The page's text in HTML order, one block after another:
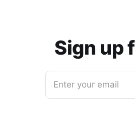
Sign up
Enter your email